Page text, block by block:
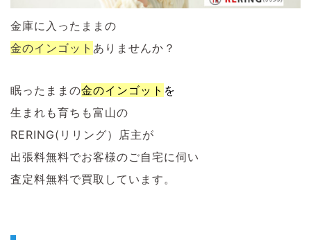
金庫に入ったままの
金のインゴット ありませんか？
眠ったままの金のインゴット を
生まれも育ちも富山の
RERING(リリング）店主が
出張料無料でお客様のご自宅に伺い
査定料無料で買取しています。